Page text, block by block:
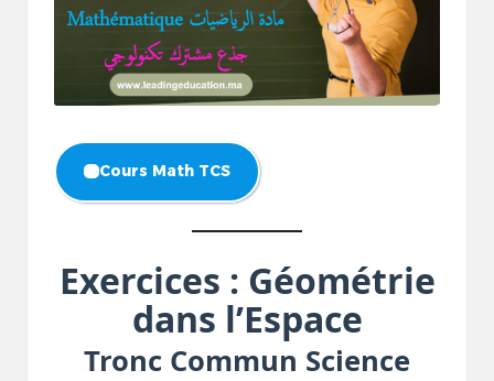
Cours Math TCS
Exercices : Géométrie
dans l’Espace
Tronc Commun Science